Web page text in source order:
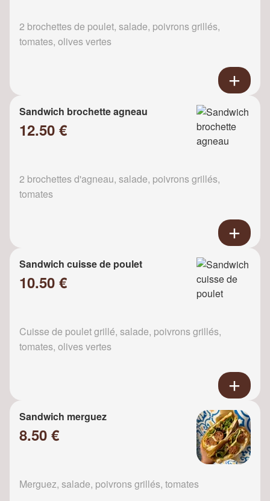
2 brochettes de poulet, salade, poivrons grillés,
tomates, olives vertes
Sandwich brochette agneau
12.50 €
2 brochettes d'agneau, salade, poivrons grillés,
tomates
Sandwich cuisse de poulet
10.50 €
Cuisse de poulet grillé, salade, poivrons grillés,
tomates, olives vertes
Sandwich merguez
8.50 €
Merguez, salade, poivrons grillés, tomates